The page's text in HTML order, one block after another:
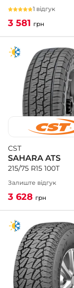
1 відгук
3 581 грн
CST
SAHARA ATS
215/75 R15 100T
Залиште відгук
3 628 грн